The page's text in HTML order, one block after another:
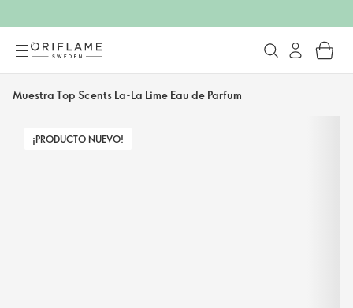
Muestra Top Scents La-La Lime Eau de Parfum
¡PRODUCTO NUEVO!